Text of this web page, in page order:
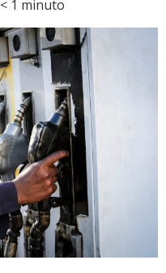
< 1 minuto